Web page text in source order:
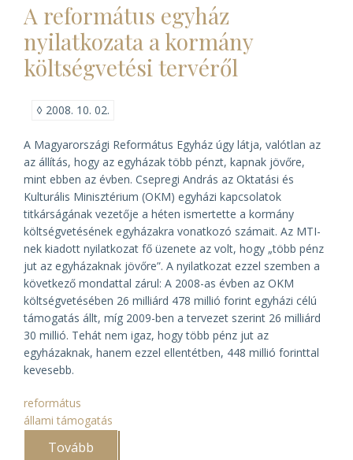
Katolikus
Gyűjteményi
Központban)
A református egyház
nyilatkozata a kormány
költségvetési tervéről
◊ 2008. 10. 02.
A Magyarországi Református Egyház úgy látja, valótlan az
az állítás, hogy az egyházak több pénzt, kapnak jövőre,
mint ebben az évben. Csepregi András az Oktatási és
Kulturális Minisztérium (OKM) egyházi kapcsolatok
titkárságának vezetője a héten ismertette a kormány
költségvetésének egyházakra vonatkozó számait. Az MTI-
nek kiadott nyilatkozat fő üzenete az volt, hogy „több pénz
jut az egyházaknak jövőre”. A nyilatkozat ezzel szemben a
következő mondattal zárul: A 2008-as évben az OKM
költségvetésében 26 milliárd 478 millió forint egyházi célú
támogatás állt, míg 2009-ben a tervezet szerint 26 milliárd
30 millió. Tehát nem igaz, hogy több pénz jut az
egyházaknak, hanem ezzel ellentétben, 448 millió forinttal
kevesebb.
református
állami támogatás
Tovább